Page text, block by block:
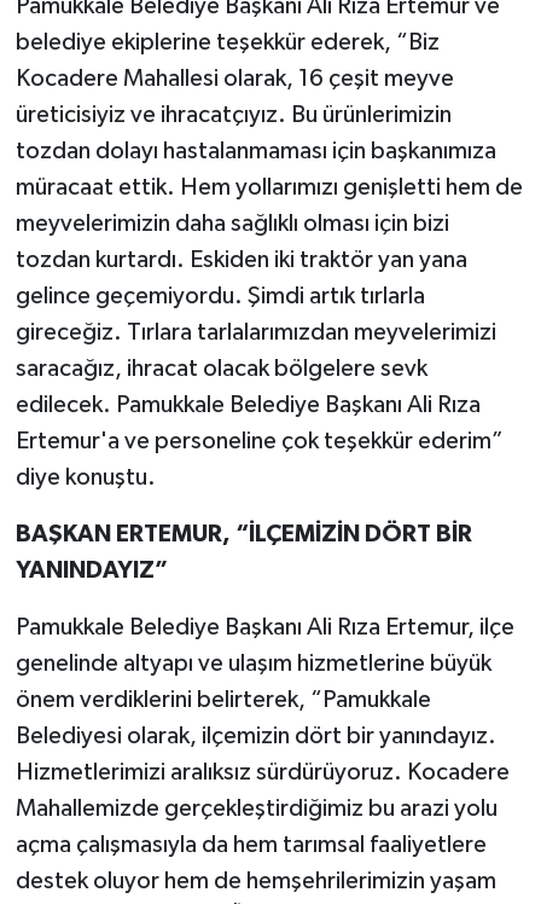
Pamukkale Belediye Başkanı Ali Rıza Ertemur ve
belediye ekiplerine teşekkür ederek, “Biz
Kocadere Mahallesi olarak, 16 çeşit meyve
üreticisiyiz ve ihracatçıyız. Bu ürünlerimizin
tozdan dolayı hastalanmaması için başkanımıza
müracaat ettik. Hem yollarımızı genişletti hem de
meyvelerimizin daha sağlıklı olması için bizi
tozdan kurtardı. Eskiden iki traktör yan yana
gelince geçemiyordu. Şimdi artık tırlarla
gireceğiz. Tırlara tarlalarımızdan meyvelerimizi
saracağız, ihracat olacak bölgelere sevk
edilecek. Pamukkale Belediye Başkanı Ali Rıza
Ertemur'a ve personeline çok teşekkür ederim”
diye konuştu.
BAŞKAN ERTEMUR, “İLÇEMİZİN DÖRT BİR
YANINDAYIZ”
Pamukkale Belediye Başkanı Ali Rıza Ertemur, ilçe
genelinde altyapı ve ulaşım hizmetlerine büyük
önem verdiklerini belirterek, “Pamukkale
Belediyesi olarak, ilçemizin dört bir yanındayız.
Hizmetlerimizi aralıksız sürdürüyoruz. Kocadere
Mahallemizde gerçekleştirdiğimiz bu arazi yolu
açma çalışmasıyla da hem tarımsal faaliyetlere
destek oluyor hem de hemşehrilerimizin yaşam